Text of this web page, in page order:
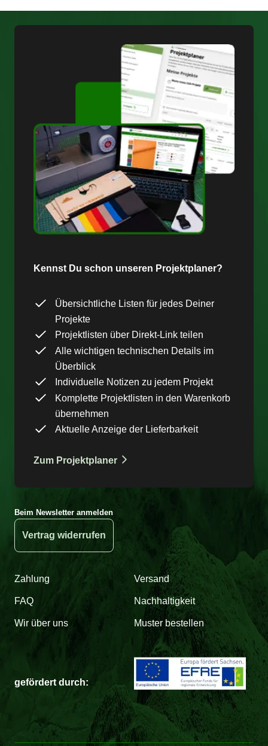
Kennst Du schon unseren Projektplaner?
Übersichtliche Listen für jedes Deiner
Projekte
Projektlisten über Direkt-Link teilen
Alle wichtigen technischen Details im
Überblick
Individuelle Notizen zu jedem Projekt
Komplette Projektlisten in den Warenkorb
übernehmen
Aktuelle Anzeige der Lieferbarkeit
Zum Projektplaner
Beim Newsletter anmelden
Vertrag widerrufen
Zahlung Versand
FAQ Nachhaltigkeit
Wir über uns Muster bestellen
gefördert durch: